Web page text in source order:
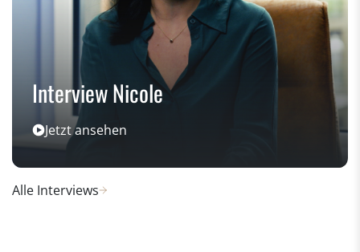
Interview Nicole
Jetzt ansehen
Alle Interviews